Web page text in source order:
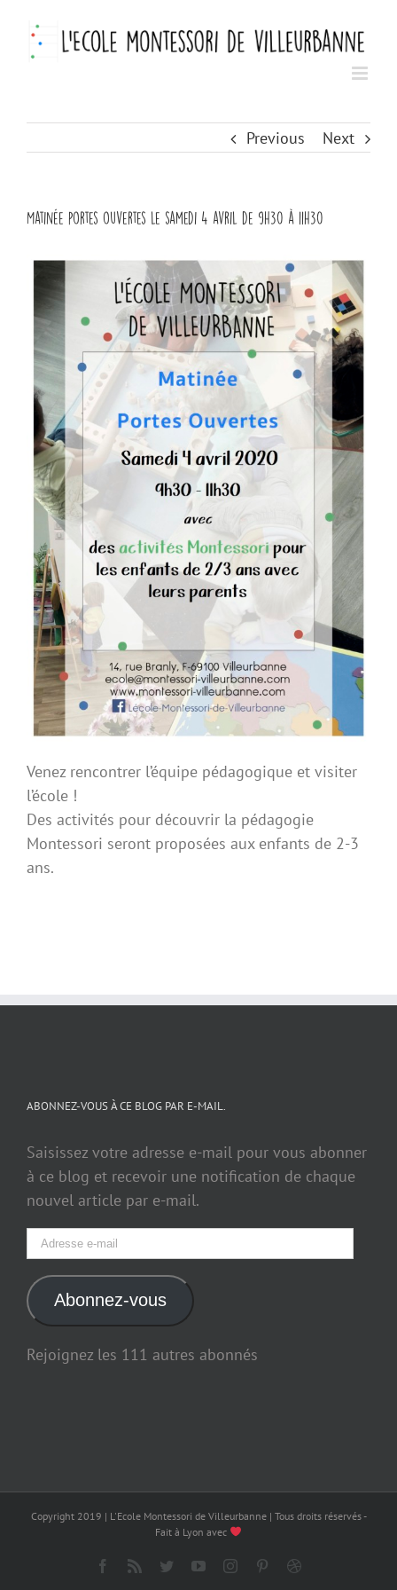
content
Previous Next
Matinée portes ouvertes le samedi 4 avril de 9h30 à 11h30
Venez rencontrer l’équipe pédagogique et visiter
l’école !
Des activités pour découvrir la pédagogie
Montessori seront proposées aux enfants de 2-3
ans.
ABONNEZ-VOUS À CE BLOG PAR E-MAIL.
Saisissez votre adresse e-mail pour vous abonner
à ce blog et recevoir une notification de chaque
nouvel article par e-mail.
Adresse
e-
mail
Abonnez-vous
Rejoignez les 111 autres abonnés
Copyright 2019 | L'Ecole Montessori de Villeurbanne | Tous droits réservés -
Fait à Lyon avec
Facebook
Rss TwitterYouTubeInstagramPinterestDribbble